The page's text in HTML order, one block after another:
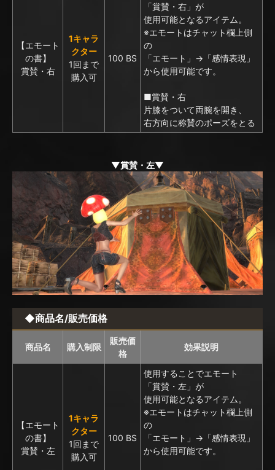
【エモート
の書】
賞賛・右
1キャラ
クター
1回まで
購入可
100 BS
「賞賛・右」が
使用可能となるアイテム。
※エモートはチャット欄上側
の
「エモート」→「感情表現」
から使用可能です。
■賞賛・右
片膝をついて両腕を開き、
右方向に称賛のポーズをとる
▼賞賛・左▼
◆商品名/販売価格
商品名 購入制限
販売価
格
効果説明
【エモート
の書】
賞賛・左
1キャラ
クター
1回まで
購入可
100 BS
使用することでエモート
「賞賛・左」が
使用可能となるアイテム。
※エモートはチャット欄上側
の
「エモート」→「感情表現」
から使用可能です。